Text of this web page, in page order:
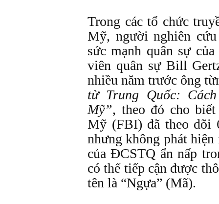
Trong các tổ chức
Mỹ, người nghiên
sức mạnh quân sự
viên quân sự Bill
nhiều năm trước ông
từ Trung Quốc:
Mỹ”, theo đó cho
Mỹ (FBI) đã theo dõi
nhưng không phát
của ĐCSTQ ẩn nấp
có thể tiếp cận được
tên là “Ngựa” (Mã).